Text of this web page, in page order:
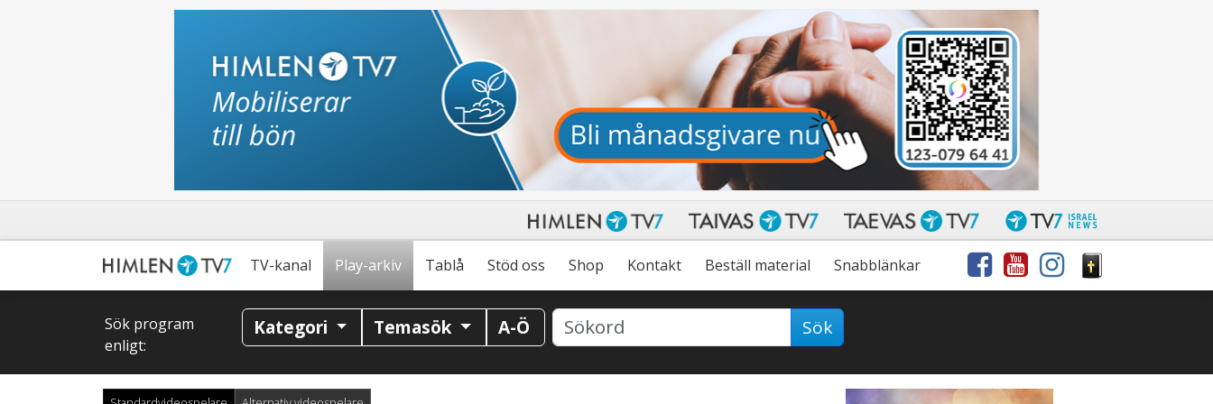
TV-kanal Play-arkiv Tablå Stöd oss Shop Kontakt Beställ material Snabblänkar
Sök program
enligt:
Kategori Temasök A-Ö Sök